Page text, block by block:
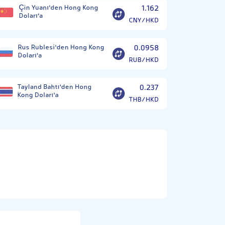
Çin Yuanı'den Hong Kong
Doları'a
1.162
CNY/HKD
Rus Rublesi'den Hong Kong
Doları'a
0.0958
RUB/HKD
Tayland Bahtı'den Hong
Kong Doları'a
0.237
THB/HKD